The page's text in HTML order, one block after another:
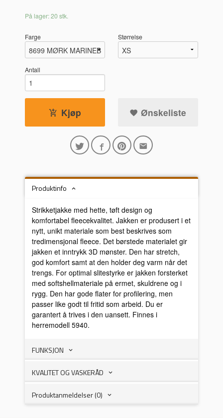
På lager: 20 stk.
Farge Størrelse
Antall
Kjøp Ønskeliste
Produktinfo
Strikketjakke med hette, tøft design og
komfortabel fleecekvalitet. Jakken er produsert i et
nytt, unikt materiale som best beskrives som
tredimensjonal fleece. Det børstede materialet gir
jakken et inntrykk 3D mønster. Den har stretch,
god komfort samt at den holder deg varm når det
trengs. For optimal slitestyrke er jakken forsterket
med softshellmateriale på ermet, skuldrene og i
rygg. Den har gode flater for profilering, men
passer like godt til fritid som arbeid. Du er
garantert å trives i den uansett. Finnes i
herremodell 5940.
FUNKSJON
KVALITET OG VASKERÅD
Produktanmeldelser (0)